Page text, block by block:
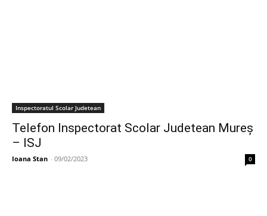
Inspectoratul Scolar Judetean
Telefon Inspectorat Scolar Judetean Mureș
– ISJ
Ioana Stan - 09/02/2023 0